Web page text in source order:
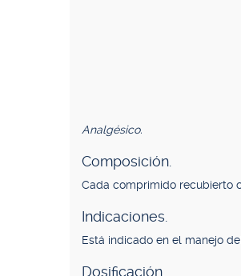
Analgésico.
Composición.
Cada comprimido recubierto
Indicaciones.
Está indicado en el manejo
Dosificación.